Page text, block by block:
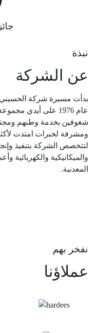
نبذة
عن الشركة
بدأت مسيرة شركة الحسيني
عام 1976 على أيدي
شغوفين بخدمة وطنهم
لتتخصص الشركة بتنفيذ
والميكانيكية والكهربائية
المعدنية.
نفخر بهم
عملاؤنا